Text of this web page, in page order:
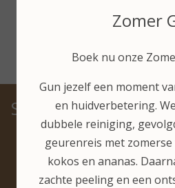
Schoonheidssalon
op
voor inwoners uit Noord-
Groet, Bergen, Alkmaar
Zomer
Boek nu onze
Gun jezelf een moment
en huidverbetering.
dubbele reiniging,
geurenreis met
kokos en ananas.
zachte peeling en een